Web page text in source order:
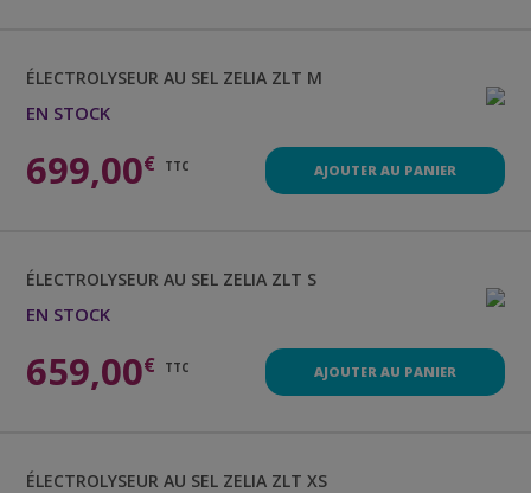
ÉLECTROLYSEUR AU SEL ZELIA ZLT M
EN STOCK
699,00€ TTC AJOUTER AU PANIER
ÉLECTROLYSEUR AU SEL ZELIA ZLT S
EN STOCK
659,00€ TTC AJOUTER AU PANIER
ÉLECTROLYSEUR AU SEL ZELIA ZLT XS